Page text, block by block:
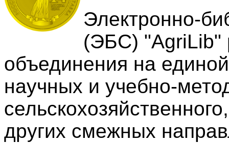
Электронно-
(ЭБС) "AgriLib"
объединения на
научных и учебно-
других смежных